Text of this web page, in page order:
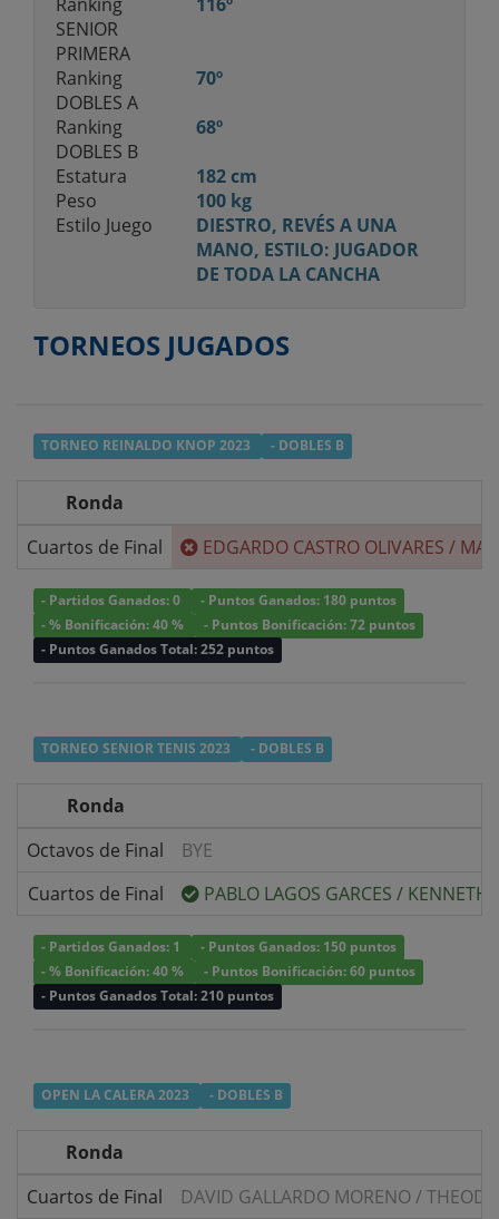
SENIOR
PRIMERA
Ranking
DOBLES A
70º
Ranking
DOBLES B
68º
Estatura
182 cm
Peso
100 kg
Estilo Juego
DIESTRO, REVÉS A UNA
MANO, ESTILO: JUGADOR
DE TODA LA CANCHA
TORNEOS JUGADOS
TORNEO REINALDO KNOP 2023 - DOBLES B
Ronda
Cuartos de Final
EDGARDO CASTRO OLIVARES /
- Partidos Ganados: 0
- Puntos Ganados: 180 puntos
- % Bonificación: 40 %
- Puntos Bonificación: 72 puntos
- Puntos Ganados Total: 252 puntos
TORNEO SENIOR TENIS 2023 - DOBLES B
Ronda
Octavos de Final
BYE
Cuartos de Final
PABLO LAGOS GARCES / KENNETH
- Partidos Ganados: 1
- Puntos Ganados: 150 puntos
- % Bonificación: 40 %
- Puntos Bonificación: 60 puntos
- Puntos Ganados Total: 210 puntos
OPEN LA CALERA 2023 - DOBLES B
Ronda
Cuartos de Final
DAVID GALLARDO MORENO /